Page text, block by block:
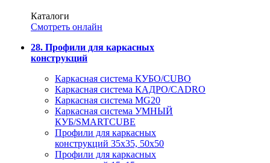
Каталоги
Смотреть онлайн
28. Профили для каркасных
конструкций
Каркасная система КУБО/CUBO
Каркасная система КАДРО/CADRO
Каркасная система MG20
Каркасная система УМНЫЙ
КУБ/SMARTCUBE
Профили для каркасных
конструкций 35x35, 50x50
Профили для каркасных